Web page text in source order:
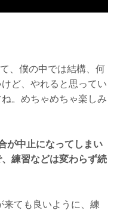
、僕の中では結構、何
ど、やれると思ってい
。めちゃめちゃ楽しみ
中止になってしまい
練習などは変わらず続
ても良いように、練